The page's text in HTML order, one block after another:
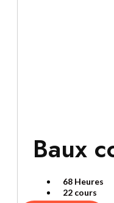
Baux
68 Heures
22 cours